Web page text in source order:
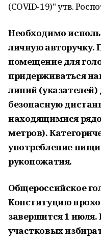
(COVID-19)" утв.
Необходимо
личную авторучку.
помещение для
придерживаться
линий
безопасную
находящимися
метров).
употребление
рукопожатия.
Общероссийское
Конституцию
завершится 1
участковых